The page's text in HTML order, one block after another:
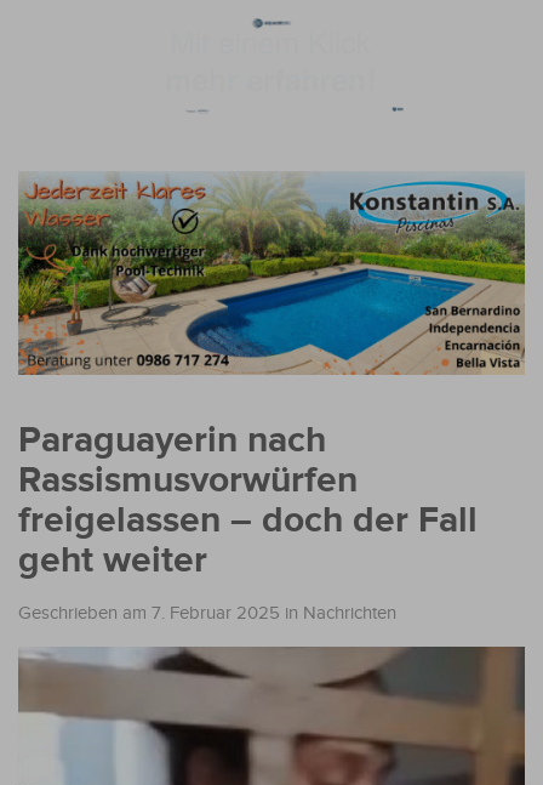
Paraguayerin nach
Rassismusvorwürfen
freigelassen – doch der Fall
geht weiter
Geschrieben am 7. Februar 2025 in Nachrichten